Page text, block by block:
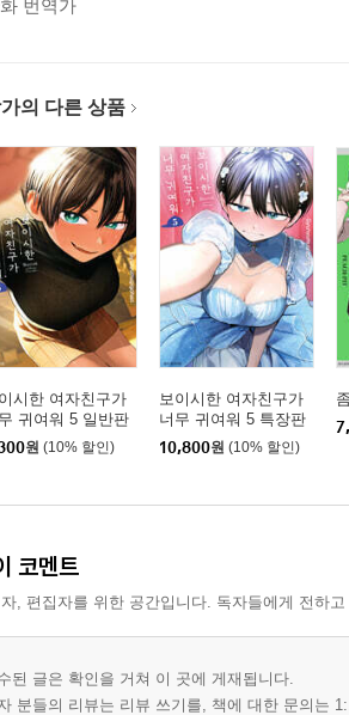
번역가
의 다른 상품
시한 여자친구가
귀여워 5 일반판
원 (10% 할인)
보이시한 여자친구가
너무 귀여워 5 특장판
10,800원 (10% 할인)
코멘트
, 편집자를 위한 공간입니다. 독자들에게 전하
된 글은 확인을 거쳐 이 곳에 게재됩니다.
분들의 리뷰는 리뷰 쓰기를, 책에 대한 문의는